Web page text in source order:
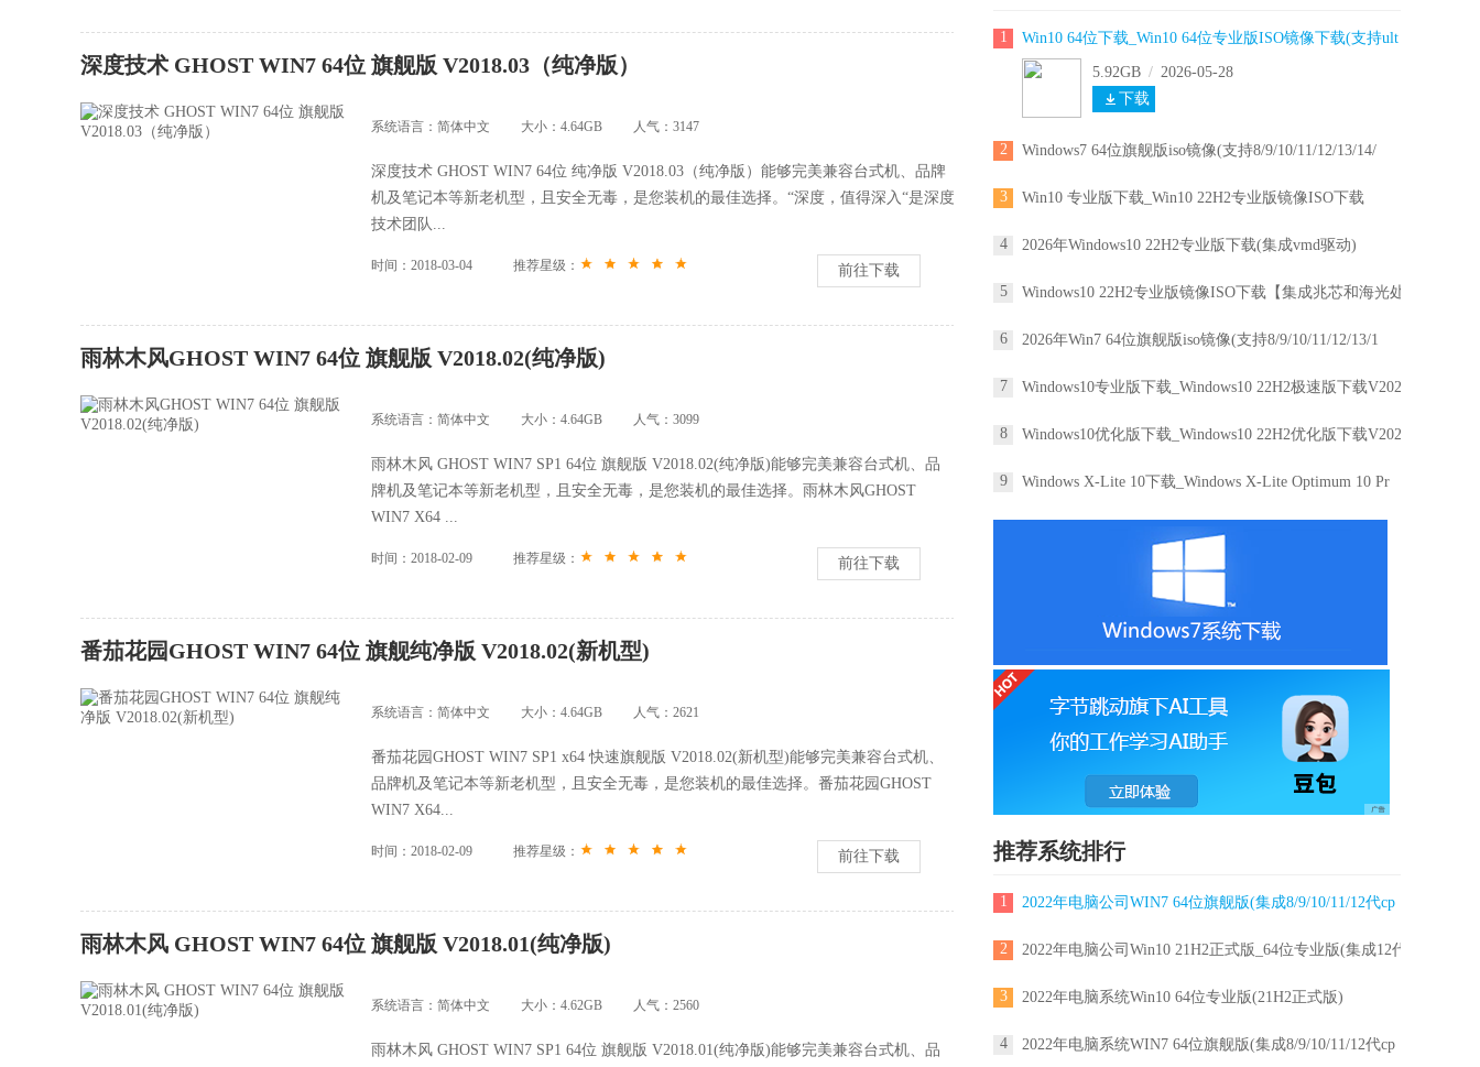
1 Win10 64位下载_Win10 64位专业版ISO镜像下载(支持ult
5.92GB / 2026-05-28
下载
2 Windows7 64位旗舰版iso镜像(支持8/9/10/11/12/13/14/
3 Win10 专业版下载_Win10 22H2专业版镜像ISO下载
4 2026年Windows10 22H2专业版下载(集成vmd驱动)
5 Windows10 22H2专业版镜像ISO下载【集成兆芯和海光处
6 2026年Win7 64位旗舰版iso镜像(支持8/9/10/11/12/13/1
7 Windows10专业版下载_Windows10 22H2极速版下载V2025(
8 Windows10优化版下载_Windows10 22H2优化版下载V2025(
9 Windows X-Lite 10下载_Windows X-Lite Optimum 10 Pr
推荐系统排行
1 2022年电脑公司WIN7 64位旗舰版(集成8/9/10/11/12代cp
2 2022年电脑公司Win10 21H2正式版_64位专业版(集成12代
3 2022年电脑系统Win10 64位专业版(21H2正式版)
4 2022年电脑系统WIN7 64位旗舰版(集成8/9/10/11/12代cp
深度技术 GHOST WIN7 64位 旗舰版 V2018.03（纯净版）
系统语言：简体中文 大小：4.64GB 人气： 3147
深度技术 GHOST WIN7 64位 纯净版 V2018.03（纯净版）能够完美兼容台式机、品牌
机及笔记本等新老机型，且安全无毒，是您装机的最佳选择。“深度，值得深入“是深度
技术团队...
时间：2018-03-04 推荐星级： 前往下载
雨林木风GHOST WIN7 64位 旗舰版 V2018.02(纯净版)
系统语言：简体中文 大小：4.64GB 人气： 3099
雨林木风 GHOST WIN7 SP1 64位 旗舰版 V2018.02(纯净版)能够完美兼容台式机、品
牌机及笔记本等新老机型，且安全无毒，是您装机的最佳选择。雨林木风GHOST
WIN7 X64 ...
时间：2018-02-09 推荐星级： 前往下载
番茄花园GHOST WIN7 64位 旗舰纯净版 V2018.02(新机型)
系统语言：简体中文 大小：4.64GB 人气： 2621
番茄花园GHOST WIN7 SP1 x64 快速旗舰版 V2018.02(新机型)能够完美兼容台式机、
品牌机及笔记本等新老机型，且安全无毒，是您装机的最佳选择。番茄花园GHOST
WIN7 X64...
时间：2018-02-09 推荐星级： 前往下载
雨林木风 GHOST WIN7 64位 旗舰版 V2018.01(纯净版)
系统语言：简体中文 大小：4.62GB 人气： 2560
雨林木风 GHOST WIN7 SP1 64位 旗舰版 V2018.01(纯净版)能够完美兼容台式机、品